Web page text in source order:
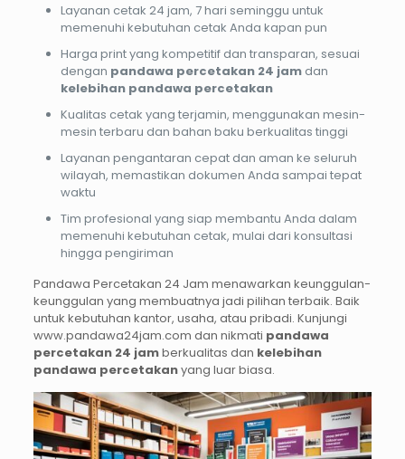
Layanan cetak 24 jam, 7 hari seminggu untuk
memenuhi kebutuhan cetak Anda kapan pun
Harga print yang kompetitif dan transparan, sesuai
dengan pandawa percetakan 24 jamdan
kelebihan pandawa percetakan
Kualitas cetak yang terjamin, menggunakan mesin-
mesin terbaru dan bahan baku berkualitas tinggi
Layanan pengantaran cepat dan aman ke seluruh
wilayah, memastikan dokumen Anda sampai tepat
waktu
Tim profesional yang siap membantu Anda dalam
memenuhi kebutuhan cetak, mulai dari konsultasi
hingga pengiriman
Pandawa Percetakan 24 Jam menawarkan keunggulan-
keunggulan yang membuatnya jadi pilihan terbaik. Baik
untuk kebutuhan kantor, usaha, atau pribadi. Kunjungi
www.pandawa24jam.com dan nikmati pandawa
percetakan 24 jamberkualitas dan kelebihan
pandawa percetakanyang luar biasa.